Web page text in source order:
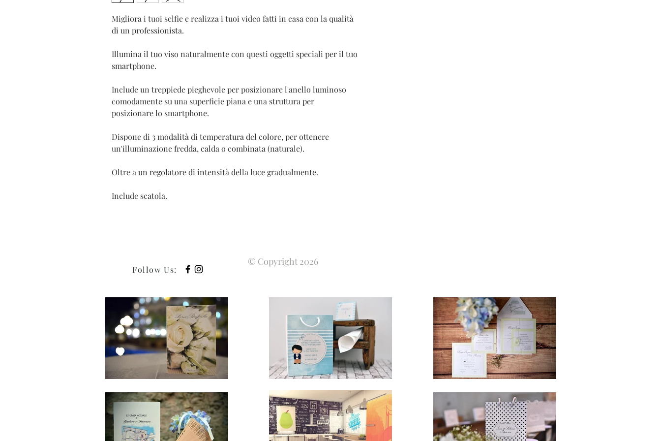
Migliora i tuoi selfie e realizza i tuoi video fatti in casa con la qualità
di un professionista.
Illumina il tuo viso naturalmente con questi oggetti speciali per il tuo
smartphone.
Include un treppiede pieghevole per posizionare l'anello luminoso
comodamente su una superficie piana e una struttura per
posizionare lo smartphone.
Dispone di 3 modalità di temperatura del colore, per ottenere
un'illuminazione fredda, calda o combinata (naturale).
Oltre a un regolatore di intensità della luce gradualmente.
Include scatola.
Follow Us:
© Copyright 2026